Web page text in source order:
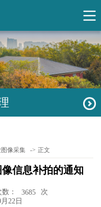
像采集 -> 正文
信息补拍的通知
： 3685
次
22日